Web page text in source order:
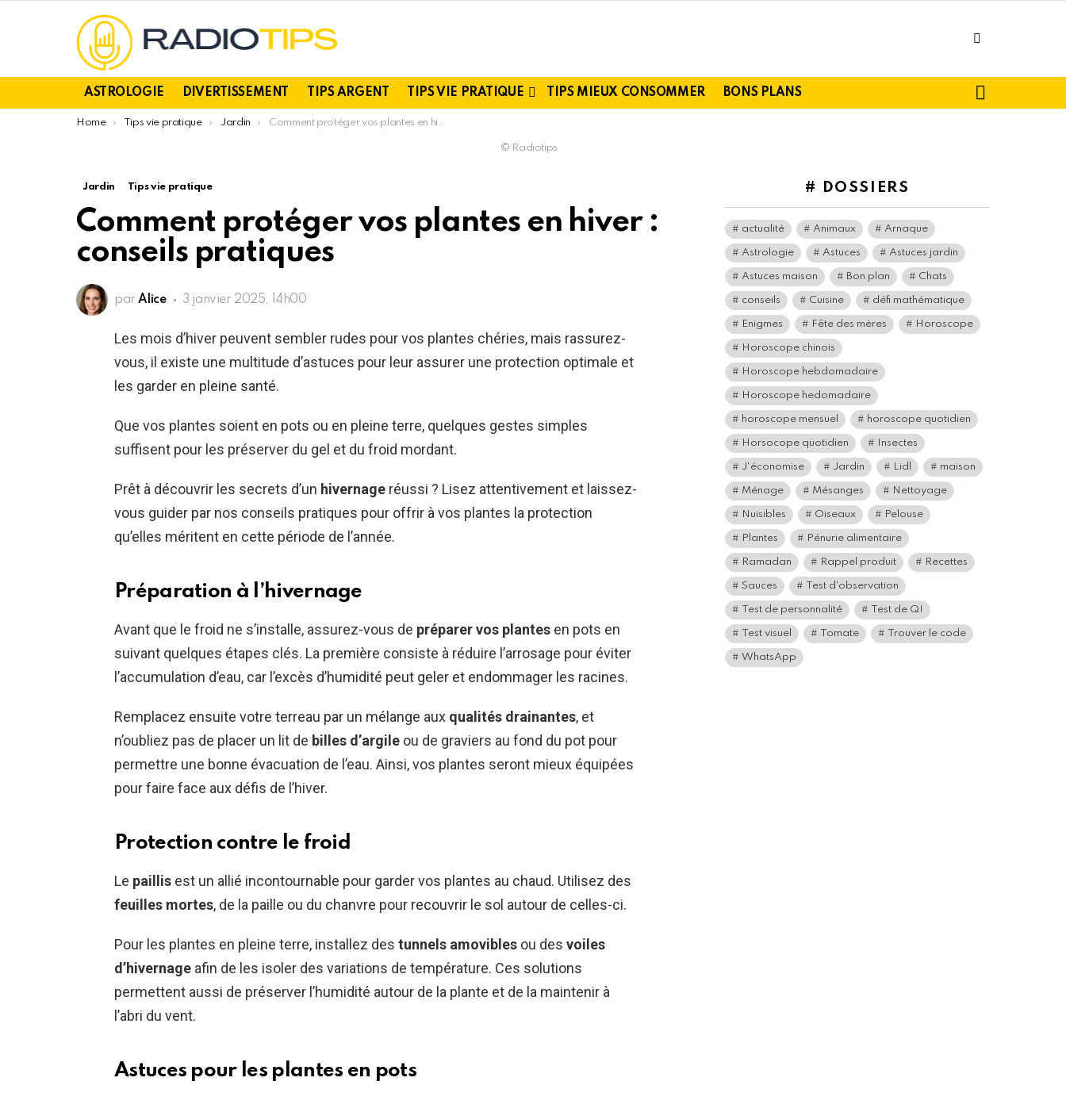
ASTROLOGIE DIVERTISSEMENT TIPS ARGENT TIPS VIE PRATIQUE TIPS MIEUX CONSOMMER BONS PLANS
You are here:
Home Tips vie pratique Jardin Comment protéger vos plantes en hiver : conseils pratiques
© Radiotips
Jardin Tips vie pratique
Comment protéger vos plantes en hiver :
conseils pratiques
par Alice 3 janvier 2025, 14h00
Les mois d’hiver peuvent sembler rudes pour vos plantes chéries, mais rassurez-
vous, il existe une multitude d’astuces pour leur assurer une protection optimale et
les garder en pleine santé.
Que vos plantes soient en pots ou en pleine terre, quelques gestes simples
suffisent pour les préserver du gel et du froid mordant.
Prêt à découvrir les secrets d’un hivernage réussi ? Lisez attentivement et laissez-
vous guider par nos conseils pratiques pour offrir à vos plantes la protection
qu’elles méritent en cette période de l’année.
Préparation à l’hivernage
Avant que le froid ne s’installe, assurez-vous de préparer vos plantes en pots en
suivant quelques étapes clés. La première consiste à réduire l’arrosage pour éviter
l’accumulation d’eau, car l’excès d’humidité peut geler et endommager les racines.
Remplacez ensuite votre terreau par un mélange aux qualités drainantes, et
n’oubliez pas de placer un lit de billes d’argile ou de graviers au fond du pot pour
permettre une bonne évacuation de l’eau. Ainsi, vos plantes seront mieux équipées
pour faire face aux défis de l’hiver.
Protection contre le froid
Le paillis est un allié incontournable pour garder vos plantes au chaud. Utilisez des
feuilles mortes, de la paille ou du chanvre pour recouvrir le sol autour de celles-ci.
Pour les plantes en pleine terre, installez des tunnels amovibles ou des voiles
d’hivernage afin de les isoler des variations de température. Ces solutions
permettent aussi de préserver l’humidité autour de la plante et de la maintenir à
l’abri du vent.
Astuces pour les plantes en pots
# DOSSIERS
actualité Animaux Arnaque
Astrologie Astuces Astuces jardin
Astuces maison Bon plan Chats
conseils Cuisine défi mathématique
Enigmes Fête des mères Horoscope
Horoscope chinois
Horoscope hebdomadaire
Horoscope hedomadaire
horoscope mensuel horoscope quotidien
Horsocope quotidien Insectes
J'économise Jardin Lidl maison
Ménage Mésanges Nettoyage
Nuisibles Oiseaux Pelouse
Plantes Pénurie alimentaire
Ramadan Rappel produit Recettes
Sauces Test d'observation
Test de personnalité Test de QI
Test visuel Tomate Trouver le code
WhatsApp